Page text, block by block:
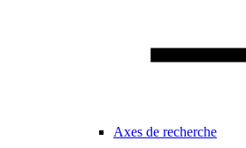
Axes de recherche